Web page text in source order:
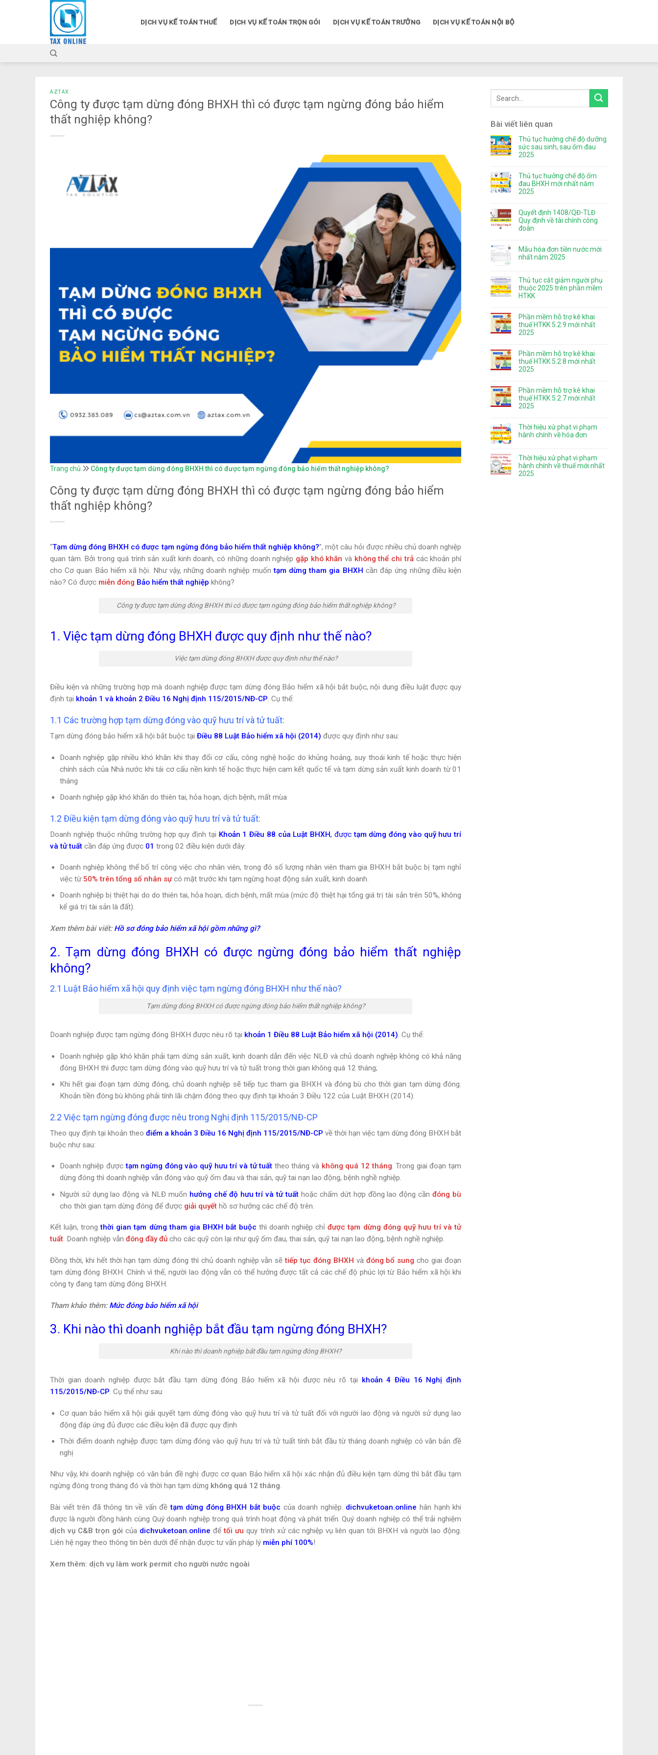
DỊCH VỤ KẾ TOÁN THUẾ DỊCH VỤ KẾ TOÁN TRỌN GÓI DỊCH VỤ KẾ TOÁN TRƯỞNG DỊCH VỤ KẾ TOÁN NỘI BỘ
AZTAX
Công ty được tạm dừng đóng BHXH thì có được tạm ngừng đóng bảo hiểm
thất nghiệp không?
Trang chủ Công ty được tạm dừng đóng BHXH thì có được tạm ngừng đóng bảo hiểm thất nghiệp không?
Công ty được tạm dừng đóng BHXH thì có được tạm ngừng đóng bảo hiểm
thất nghiệp không?
“Tạm dừng đóng BHXH có được tạm ngừng đóng bảo hiểm thất nghiệp không?”, một câu hỏi được nhiều chủ doanh nghiệp
quan tâm. Bởi trong quá trình sản xuất kinh doanh, có những doanh nghiệp gặp khó khăn và không thể chi trảcác khoản phí
cho Cơ quan Bảo hiểm xã hội. Như vậy, những doanh nghiệp muốntạm dừng tham gia BHXH cần đáp ứng những điều kiện
nào? Có được miễn đóng Bảo hiểm thất nghiệp không?
Công ty được tạm dừng đóng BHXH thì có được tạm ngừng đóng bảo hiểm thất nghiệp không?
1. Việc tạm dừng đóng BHXH được quy định như thế nào?
Việc tạm dừng đóng BHXH được quy định như thế nào?
Điều kiện và những trường hợp mà doanh nghiệp được tạm dừng đóng Bảo hiểm xã hội bắt buộc, nội dung điều luật được quy
định tại khoản 1 và khoản 2 Điều 16 Nghị định 115/2015/NĐ-CP. Cụ thể:
1.1 Các trường hợp tạm dừng đóng vào quỹ hưu trí và tử tuất:
Tạm dừng đóng bảo hiểm xã hội bắt buộc tại Điều 88 Luật Bảo hiểm xã hội (2014) được quy định như sau:
Doanh nghiệp gặp nhiều khó khăn khi thay đổi cơ cấu, công nghệ hoặc do khủng hoảng, suy thoái kinh tế hoặc thực hiện
chính sách của Nhà nước khi tái cơ cấu nền kinh tế hoặc thực hiện cam kết quốc tế và tạm dừng sản xuất kinh doanh từ 01
tháng
Doanh nghiệp gặp khó khăn do thiên tai, hỏa hoạn, dịch bệnh, mất mùa
1.2 Điều kiện tạm dừng đóng vào quỹ hưu trí và tử tuất:
Doanh nghiệp thuộc những trường hợp quy định tại Khoản 1 Điều 88 của Luật BHXH, đượctạm dừng đóng vào quỹ hưu trí
và tử tuất cần đáp ứng được 01 trong 02 điều kiện dưới đây:
Doanh nghiệp không thể bố trí công việc cho nhân viên, trong đó số lượng nhân viên tham gia BHXH bắt buộc bị tạm nghỉ
việc từ50% trên tổng số nhân sựcó mặt trước khi tạm ngừng hoạt động sản xuất, kinh doanh.
Doanh nghiệp bị thiệt hại do do thiên tai, hỏa hoạn, dịch bệnh, mất mùa (mức độ thiệt hại tổng giá trị tài sản trên 50%, không
kể giá trị tài sản là đất).
Xem thêm bài viết:Hồ sơ đóng bảo hiểm xã hội gồm những gì?
2. Tạm dừng đóng BHXH có được ngừng đóng bảo hiểm thất nghiệp
không?
2.1 Luật Bảo hiểm xã hội quy định việc tạm ngừng đóng BHXH như thế nào?
Tạm dừng đóng BHXH có được ngừng đóng bảo hiểm thất nghiệp không?
Doanh nghiệp được tạm ngừng đóng BHXH được nêu rõ tại khoản 1 Điều 88 Luật Bảo hiểm xã hội (2014). Cụ thể:
Doanh nghiệp gặp khó khăn phải tạm dừng sản xuất, kinh doanh dẫn đến việc NLĐ và chủ doanh nghiệp không có khả năng
đóng BHXH thì được tạm dừng đóng vào quỹ hưu trí và tử tuất trong thời gian không quá 12 tháng;
Khi hết giai đoạn tạm dừng đóng, chủ doanh nghiệp sẽ tiếp tục tham gia BHXH và đóng bù cho thời gian tạm dừng đóng.
Khoản tiền đóng bù không phải tính lãi chậm đóng theo quy định tại khoản 3 Điều 122 của Luật BHXH (2014).
2.2 Việc tạm ngừng đóng được nêu trong Nghị định 115/2015/NĐ-CP
Theo quy định tại khoản theo điểm a khoản 3 Điều 16 Nghị định 115/2015/NĐ-CP về thời hạn việc tạm dừng đóng BHXH bắt
buộc như sau:
Doanh nghiệp đượctạm ngừng đóng vào quỹ hưu trí và tử tuất theo tháng và không quá 12 tháng. Trong giai đoạn tạm
dừng đóng thì doanh nghiệp vẫn đóng vào quỹ ốm đau và thai sản, quỹ tai nạn lao động, bệnh nghề nghiệp.
Người sử dụng lao động và NLĐ muốn hưởng chế độ hưu trí và tử tuất hoặc chấm dứt hợp đồng lao động cầnđóng bù
cho thời gian tạm dừng đóng để được giải quyếthồ sơ hưởng các chế độ trên.
Kết luận, trongthời gian tạm dừng tham gia BHXH bắt buộc thì doanh nghiệp chỉđược tạm dừng đóng quỹ hưu trí và tử
tuất. Doanh nghiệp vẫn đóng đầy đủ cho các quỹ còn lại như quỹ ốm đau, thai sản, quỹ tai nạn lao động, bệnh nghề nghiệp.
Đồng thời, khi hết thời hạn tạm dừng đóng thì chủ doanh nghiệp vẫn sẽtiếp tục đóng BHXH và đóng bổ sung cho giai đoạn
tạm dừng đóng BHXH. Chính vì thế, người lao động vẫn có thể hưởng được tất cả các chế độ phúc lợi từ Bảo hiểm xã hội khi
công ty đang tạm dừng đóng BHXH.
Tham khảo thêm: Mức đóng bảo hiểm xã hội
3. Khi nào thì doanh nghiệp bắt đầu tạm ngừng đóng BHXH?
Khi nào thì doanh nghiệp bắt đầu tạm ngừng đóng BHXH?
Thời gian doanh nghiệp được bắt đầu tạm dừng đóng Bảo hiểm xã hội được nêu rõ tại khoản 4 Điều 16 Nghị định
115/2015/NĐ-CP. Cụ thể như sau:
Cơ quan bảo hiểm xã hội giải quyết tạm dừng đóng vào quỹ hưu trí và tử tuất đối với người lao động và người sử dụng lao
động đáp ứng đủ được các điều kiện đã được quy định
Thời điểm doanh nghiệp được tạm dừng đóng vào quỹ hưu trí và tử tuất tính bắt đầu từ tháng doanh nghiệp có văn bản đề
nghị
Như vậy, khi doanh nghiệp có văn bản đề nghị được cơ quan Bảo hiểm xã hội xác nhận đủ điều kiện tạm dừng thì bắt đầu tạm
ngừng đóng trong tháng đó và thời hạn tạm dừng không quá 12 tháng.
Bài viết trên đã thông tin về vấn đềtạm dừng đóng BHXH bắt buộc của doanh nghiệp. dichvuketoan.online hân hạnh khi
được là người đồng hành cùng Quý doanh nghiệp trong quá trình hoạt động và phát triển. Quý doanh nghiệp có thể trải nghiệm
dịch vụ C&B trọn gói của dichvuketoan.online đểtối ưu quy trình xử các nghiệp vụ liên quan tới BHXH và người lao động.
Liên hệ ngay theo thông tin bên dưới để nhận được tư vấn pháp lý miễn phí 100%!
Xem thêm: dịch vụ làm work permit cho người nước ngoài
Bài viết liên quan
Thủ tục hưởng chế độ dưỡng
sức sau sinh, sau ốm đau
2025
Thủ tục hưởng chế độ ốm
đau BHXH mới nhất năm
2025
Quyết định 1408/QĐ-TLĐ
Quy định về tài chính công
đoàn
Mẫu hóa đơn tiền nước mới
nhất năm 2025
Thủ tục cắt giảm người phụ
thuộc 2025 trên phần mềm
HTKK
Phần mềm hỗ trợ kê khai
thuế HTKK 5.2.9 mới nhất
2025
Phần mềm hỗ trợ kê khai
thuế HTKK 5.2.8 mới nhất
2025
Phần mềm hỗ trợ kê khai
thuế HTKK 5.2.7 mới nhất
2025
Thời hiệu xử phạt vi phạm
hành chính về hóa đơn
Thời hiệu xử phạt vi phạm
hành chính về thuế mới nhất
2025